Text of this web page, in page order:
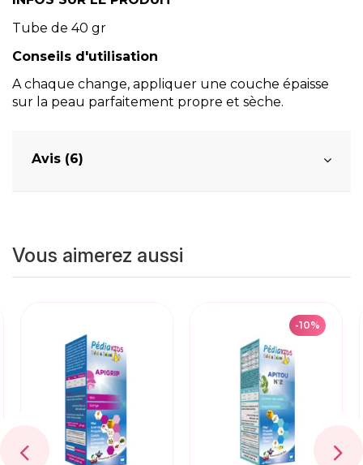
Tube de 40 gr
Conseils d'utilisation
A chaque change, appliquer une couche épaisse
sur la peau parfaitement propre et sèche.
Avis (6)
Vous aimerez aussi
-10%